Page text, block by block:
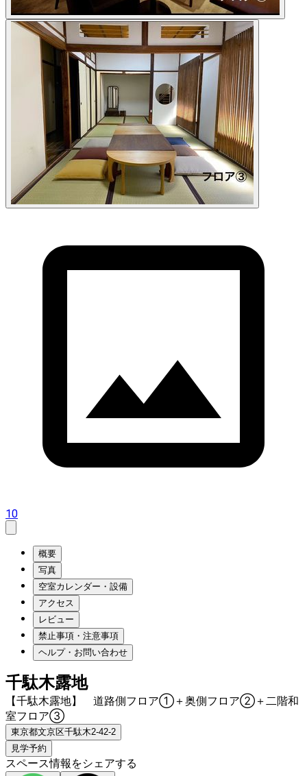
10
概要
写真
空室カレンダー・設備
アクセス
レビュー
禁止事項・注意事項
ヘルプ・お問い合わせ
千駄木露地
【千駄木露地】 道路側フロア①＋奥側フロア②＋二階和
室フロア③
東京都文京区千駄木2-42-2
見学予約
スペース情報をシェアする